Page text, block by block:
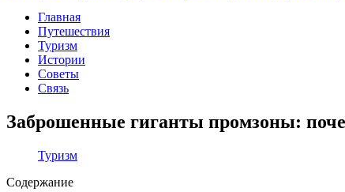
Главная
Путешествия
Туризм
Истории
Советы
Связь
Заброшенные гиганты промзоны:
Туризм
Содержание